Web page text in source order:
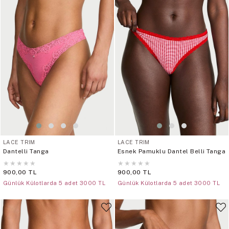
LACE TRIM
Dantelli Tanga
★ ★ ★ ★ ★
900,00 TL
Günlük Külotlarda 5 adet 3000 TL
LACE TRIM
Esnek Pamuklu Dantel Belli Tanga
★ ★ ★ ★ ★
900,00 TL
Günlük Külotlarda 5 adet 3000 TL